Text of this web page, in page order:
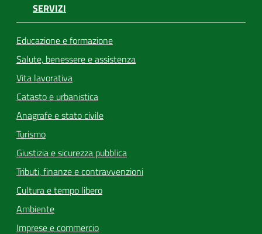
SERVIZI
Educazione e formazione
Salute, benessere e assistenza
Vita lavorativa
Catasto e urbanistica
Anagrafe e stato civile
Turismo
Giustizia e sicurezza pubblica
Tributi, finanze e contravvenzioni
Cultura e tempo libero
Ambiente
Imprese e commercio